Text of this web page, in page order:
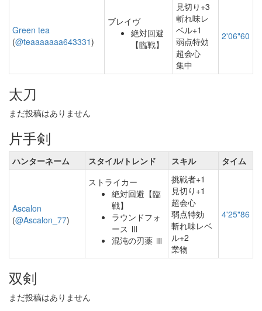
Green tea
(@teaaaaaaa643331)
ブレイヴ
絶対回避
【臨戦】
見切り+3
斬れ味レ
ベル+1
弱点特効
超会心
集中
2'06"60
太刀
まだ投稿はありません
片手剣
ハンターネーム スタイル/トレンド スキル タイム
Ascalon
(@Ascalon_77)
ストライカー
絶対回避【臨
戦】
ラウンドフォ
ース Ⅲ
混沌の刃薬 Ⅲ
挑戦者+1
見切り+1
超会心
弱点特効
斬れ味レベ
ル+2
業物
4'25"86
双剣
まだ投稿はありません